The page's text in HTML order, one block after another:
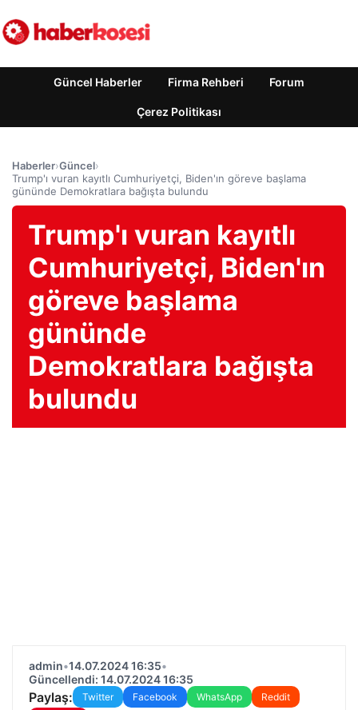
Güncel Haberler Firma Rehberi Forum
Çerez Politikası
Haberler›Güncel›
Trump'ı vuran kayıtlı Cumhuriyetçi, Biden'ın göreve başlama
gününde Demokratlara bağışta bulundu
Trump'ı vuran kayıtlı
Cumhuriyetçi, Biden'ın
göreve başlama
gününde
Demokratlara bağışta
bulundu
admin•14.07.2024 16:35•
Güncellendi: 14.07.2024 16:35
Paylaş: Twitter Facebook WhatsApp
Reddit